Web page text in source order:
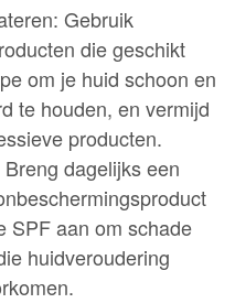
Gebruik
die geschikt
om je huid schoon en
te houden, en vermijd
producten.
dagelijks een
SPF aan om schade
huidveroudering